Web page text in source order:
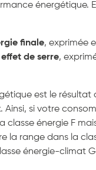
énergétique.
finale, exprimée
de serre,
est le résultat
. Ainsi, si votre
classe énergie F
la range dans la
énergie-climat